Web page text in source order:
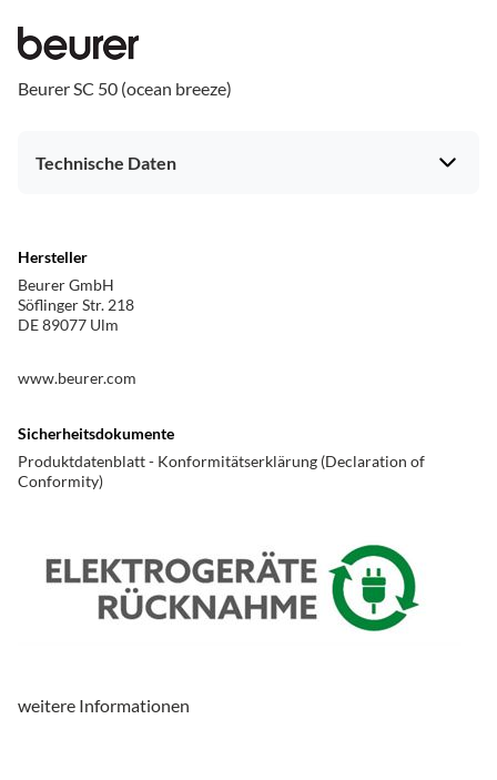
Beurer SC 50 (ocean breeze)
Technische Daten
Ladestation
ja
Ausstattung & Technik
Schallwellen-Reinigung
ja
Anzahl Schallbewegungen pro Min.
80000
Hersteller
Beurer GmbH
Söflinger Str. 218
DE 89077 Ulm
www.beurer.com
Sicherheitsdokumente
Produktdatenblatt - Konformitätserklärung (Declaration of
Conformity)
weitere Informationen